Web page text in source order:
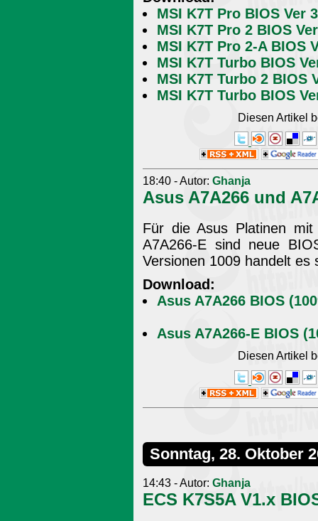
MSI K7T Pro BIOS Ver
MSI K7T Pro 2 BIOS
MSI K7T Pro 2-A BIOS
MSI K7T Turbo BIOS
MSI K7T Turbo 2 BIOS
MSI K7T Turbo BIOS
Diesen Artikel
18:40 - Autor: Ghanja
Asus A7A266 und
Für die Asus Platinen
A7A266-E sind neue
Versionen 1009 handelt es
Download:
Asus A7A266 BIOS
Asus A7A266-E BIOS
Diesen Artikel
Sonntag, 28. Oktober
14:43 - Autor: Ghanja
ECS K7S5A V1.x